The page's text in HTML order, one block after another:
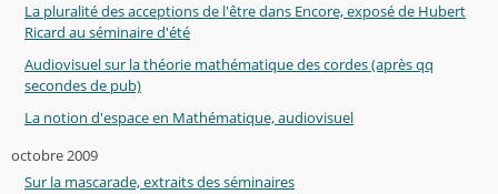
La pluralité des acceptions de l'être dans Encore, exposé de Hubert
Ricard au séminaire d'été
Audiovisuel sur la théorie mathématique des cordes (après qq
secondes de pub)
La notion d'espace en Mathématique, audiovisuel
octobre 2009
Sur la mascarade, extraits des séminaires